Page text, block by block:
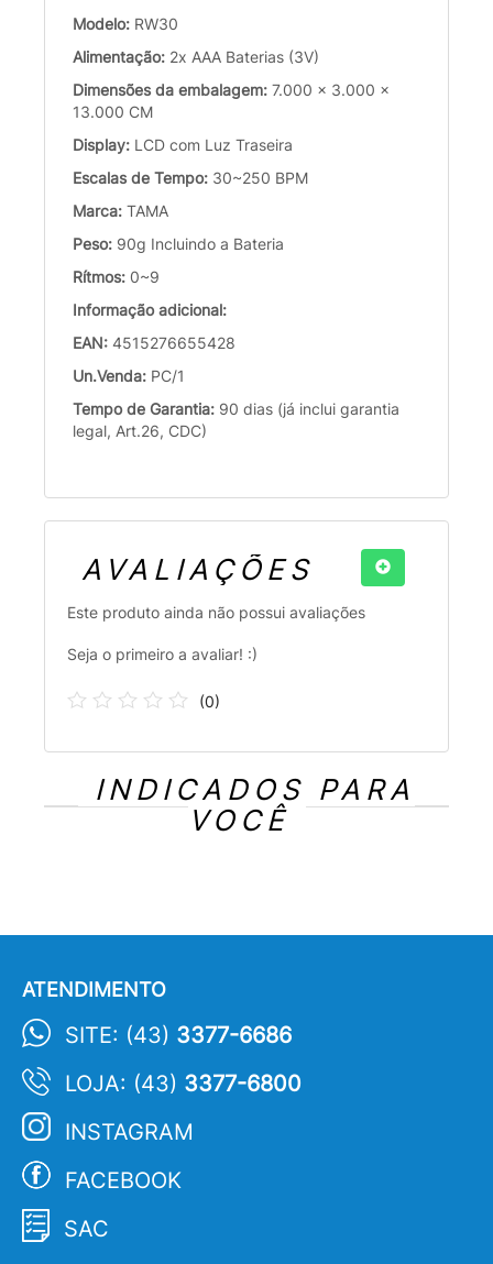
Modelo: RW30
Alimentação: 2x AAA Baterias (3V)
Dimensões da embalagem: 7.000 x 3.000 x
13.000 CM
Display: LCD com Luz Traseira
Escalas de Tempo: 30~250 BPM
Marca: TAMA
Peso: 90g Incluindo a Bateria
Rítmos: 0~9
Informação adicional:
EAN: 4515276655428
Un.Venda: PC/1
Tempo de Garantia: 90 dias (já inclui garantia
legal, Art.26, CDC)
AVALIAÇÕES
Este produto ainda não possui avaliações
Seja o primeiro a avaliar! :)
(0)
INDICADOS PARA
VOCÊ
ATENDIMENTO
SITE: (43) 3377-6686
LOJA: (43) 3377-6800
INSTAGRAM
FACEBOOK
SAC